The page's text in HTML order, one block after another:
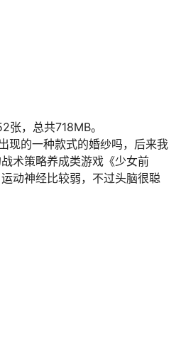
，总共718MB。
现的一种款式的婚纱吗，后来我
术策略养成类游戏《少女前
动神经比较弱，不过头脑很聪